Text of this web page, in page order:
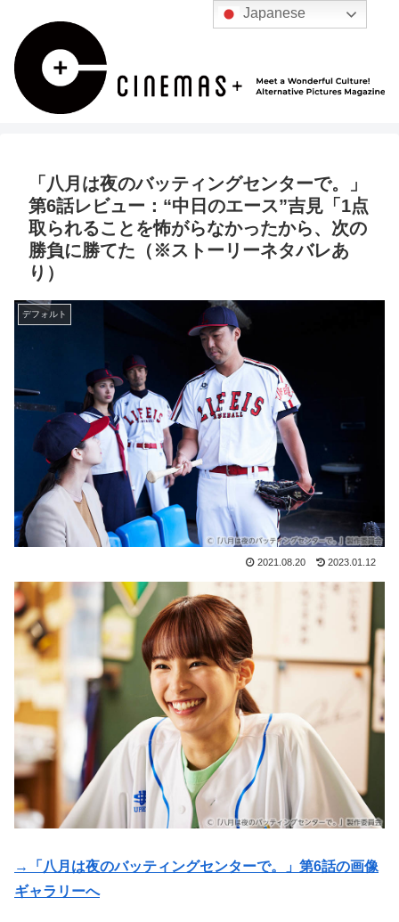
「八月は夜のバッティングセンターで。」
第6話レビュー：“中日のエース”吉見「1点
取られることを怖がらなかったから、次の
勝負に勝てた（※ストーリーネタバレあ
り）
デフォルト
2021.08.20 2023.01.12
→「八月は夜のバッティングセンターで。」第6話の画像
ギャラリーへ
Japanese